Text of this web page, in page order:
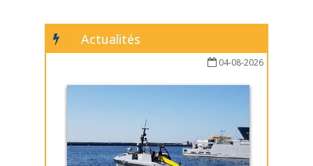
Actualités
04-08-2026